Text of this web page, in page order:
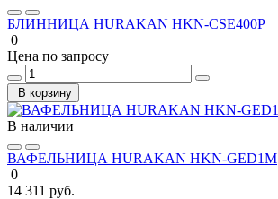
БЛИННИЦА HURAKAN HKN-CSE400P
0
Цена по запросу
В корзину
В наличии
ВАФЕЛЬНИЦА HURAKAN HKN-GED1M
0
14 311 руб.